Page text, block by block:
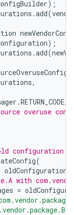
);
.add(
);
.add(
,
.
overuse
configuration
(
oldConfiguration
with
=